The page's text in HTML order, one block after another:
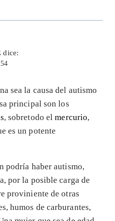
dice:
sea la causa del autismo
principal son los
, sobretodo elmercurio,
es un potente
podría haber autismo,
por la posible carga de
proviniente de otras
humos de carburantes,